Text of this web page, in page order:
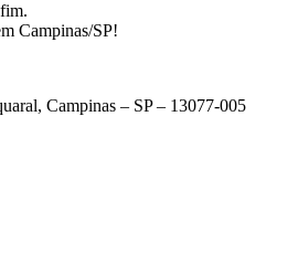
Campinas/SP!
Campinas – SP – 13077-005